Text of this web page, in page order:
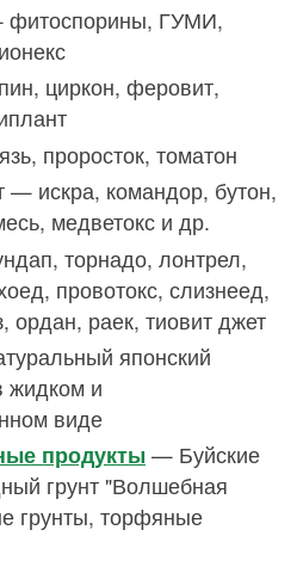
ГУМИ,
циркон, феровит,
проросток, томатон
— искра, командор, бутон,
медветокс и др.
торнадо, лонтрел,
провотокс, слизнеед,
ордан, раек, тиовит джет
японский
жидком и
виде
продукты — Буйские
грунт "Волшебная
грунты, торфяные